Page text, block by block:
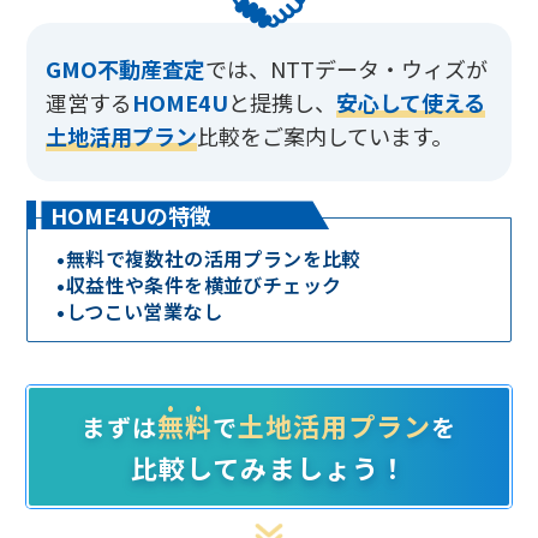
GMO不動産査定では、 NTTデータ・ウィズが
運営するHOME4Uと提携し、安心して使える
土地活用プラン比較をご案内しています。
HOME4Uの特徴
•無料で複数社の活用プランを比較
•収益性や条件を横並びチェック
• しつこい営業なし
まずは無料で土地活用プランを
比較してみましょう！